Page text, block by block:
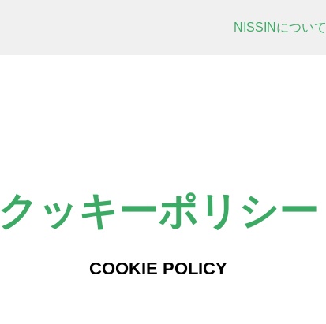
NISSINについて
クッキーポリシー
COOKIE POLICY